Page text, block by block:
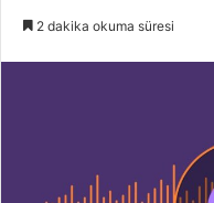
2 dakika okuma süresi